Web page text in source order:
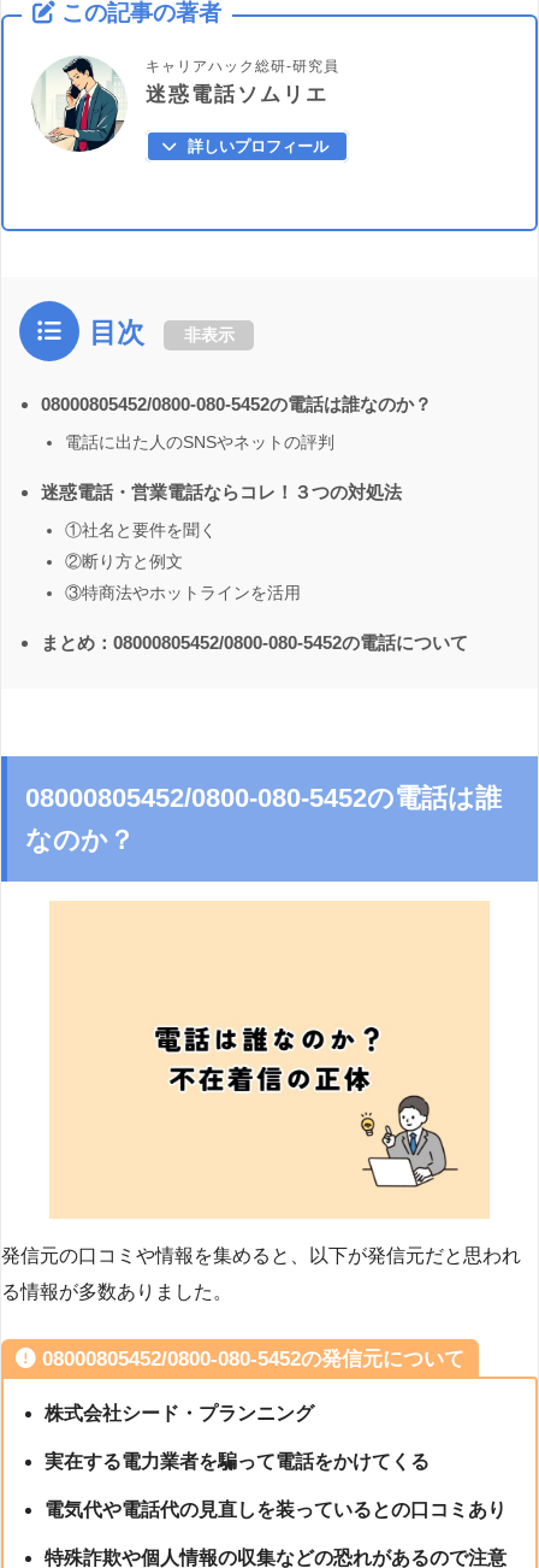
この記事の著者
キャリアハック総研-研究員
迷惑電話ソムリエ
詳しいプロフィール
目次 非表示
08000805452/0800-080-5452の電話は誰なのか？
電話に出た人のSNSやネットの評判
迷惑電話・営業電話ならコレ！３つの対処法
①社名と要件を聞く
②断り方と例文
③特商法やホットラインを活用
まとめ：08000805452/0800-080-5452の電話について
08000805452/0800-080-5452の電話は誰
なのか？
発信元の口コミや情報を集めると、以下が発信元だと思われ
る情報が多数ありました。
08000805452/0800-080-5452の発信元について
株式会社シード・プランニング
実在する電力業者を騙って電話をかけてくる
電気代や電話代の見直しを装っているとの口コミあり
特殊詐欺や個人情報の収集などの恐れがあるので注意